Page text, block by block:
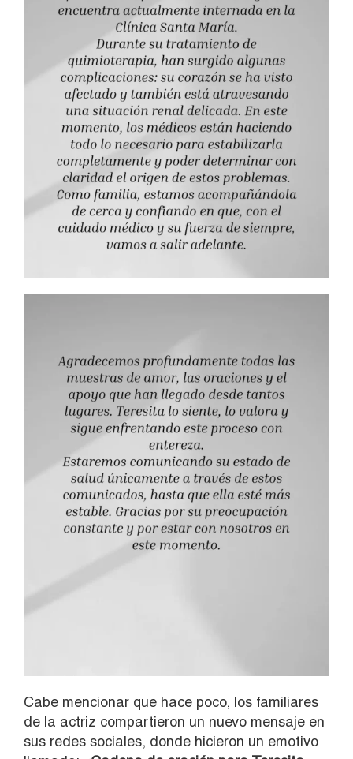
Cabe mencionar que hace poco, los familiares
de la actriz compartieron un nuevo mensaje en
sus redes sociales, donde hicieron un emotivo